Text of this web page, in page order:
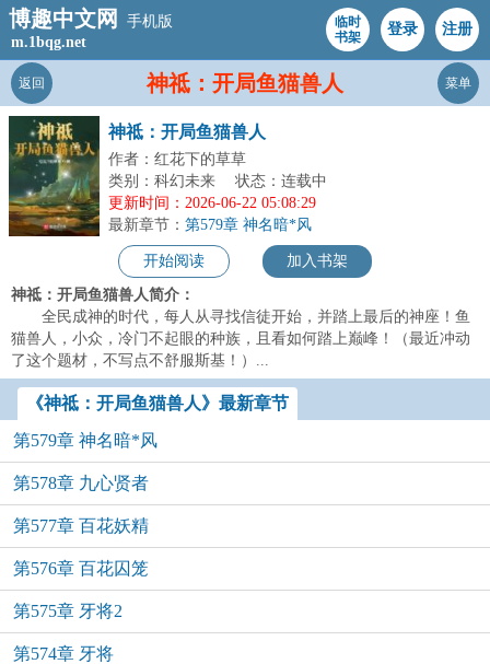
博趣中文网
手机版
m.1bqg.net
临时
书架
登录 注册
神祗：开局鱼猫兽人
返回 菜单
神祗：开局鱼猫兽人
作者：红花下的草草
类别：科幻未来
状态：连载中
更新时间：2026-06-22 05:08:29
最新章节： 第579章 神名暗*风
开始阅读 加入书架
神祗：开局鱼猫兽人简介：
全民成神的时代，每人从寻找信徒开始，并踏上最后的神座！鱼
猫兽人，小众，冷门不起眼的种族，且看如何踏上巅峰！（最近冲动
了这个题材，不写点不舒服斯基！）...
《神祗：开局鱼猫兽人》最新章节
第579章 神名暗*风
第578章 九心贤者
第577章 百花妖精
第576章 百花囚笼
第575章 牙将2
第574章 牙将